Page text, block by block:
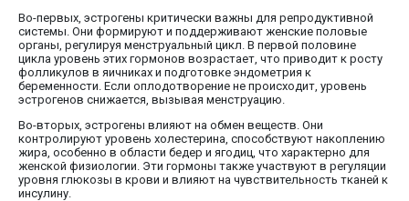
Во-первых, эстрогены критически важны для репродуктивной
системы. Они формируют и поддерживают женские половые
органы, регулируя менструальный цикл. В первой половине
цикла уровень этих гормонов возрастает, что приводит к росту
фолликулов в яичниках и подготовке эндометрия к
беременности. Если оплодотворение не происходит, уровень
эстрогенов снижается, вызывая менструацию.
Во-вторых, эстрогены влияют на обмен веществ. Они
контролируют уровень холестерина, способствуют накоплению
жира, особенно в области бедер и ягодиц, что характерно для
женской физиологии. Эти гормоны также участвуют в регуляции
уровня глюкозы в крови и влияют на чувствительность тканей к
инсулину.